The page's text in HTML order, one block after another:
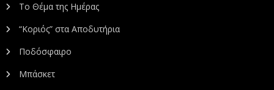
Το Θέμα της Ημέρας
“Κοριός” στα Αποδυτήρια
Ποδόσφαιρο
Μπάσκετ